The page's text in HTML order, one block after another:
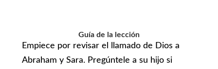
Guía de la lección
Empiece por revisar el llamado de Dios a
Abraham y Sara. Pregúntele a su hijo si